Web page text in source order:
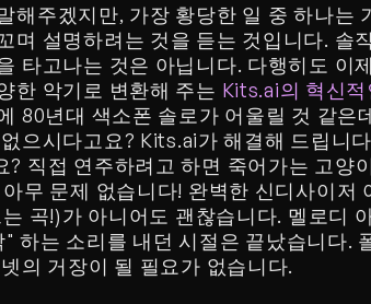
해주겠지만, 가장 황당한 일 중 하나는
며 설명하려는 것을 듣는 것입니다. 솔
타고나는 것은 아닙니다. 다행히도 이
한 악기로 변환해 주는 Kits.ai의 혁신
80년대 색소폰 솔로가 어울릴 것 같은
으시다고요? Kits.ai가 해결해 드립니
? 직접 연주하려고 하면 죽어가는 고양
무 문제 없습니다! 완벽한 신디사이저
곡!)가 아니어도 괜찮습니다. 멜로디
하는 소리를 내던 시절은 끝났습니다.
의 거장이 될 필요가 없습니다.